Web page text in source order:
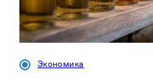
Экономика